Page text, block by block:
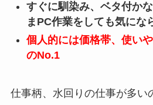
すぐに馴染み、ベタ付か
まPC作業をしても気にな
個人的には価格帯、使い
のNo.1
仕事柄、水回りの仕事が多い